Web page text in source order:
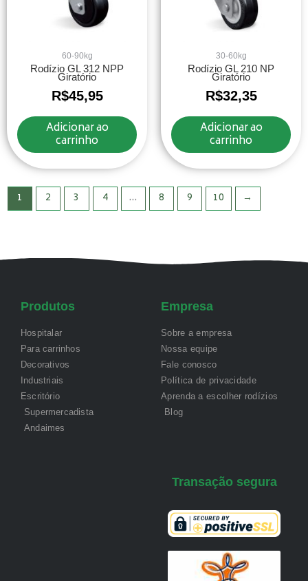
60-90kg
Rodízio GL 312 NPP
Giratório
R$45,95
Adicionar ao
carrinho
30-60kg
Rodízio GL 210 NP
Giratório
R$32,35
Adicionar ao
carrinho
1 2 3 4 … 8 9 10 →
Produtos
Hospitalar
Para carrinhos
Decorativos
Industriais
Escritório
Supermercadista
Andaimes
Empresa
Sobre a empresa
Nossa equipe
Fale conosco
Política de privacidade
Aprenda a escolher rodízios
Blog
Transação segura